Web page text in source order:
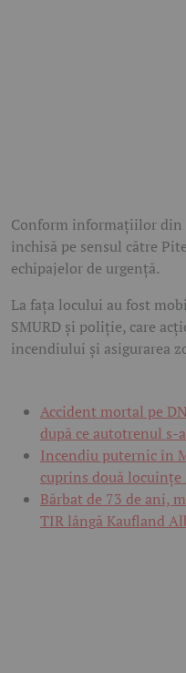
Conform informațiilor din
închisă pe sensul către
echipajelor de urgență.
La fața locului au fost
SMURD și poliție, care
incendiului și asigurarea
Accident mortal pe
după ce autotrenul s-
Incendiu puternic în
cuprins două
Bărbat de 73 de ani,
TIR lângă Kaufland